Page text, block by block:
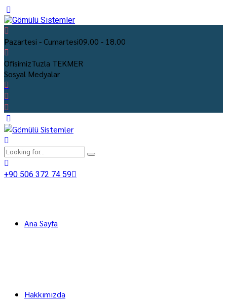
Pazartesi - Cumartesi09.00 - 18.00
OfisimizTuzla TEKMER
Sosyal Medyalar
+90 506 372 74 59
Ana Sayfa
Hakkımızda